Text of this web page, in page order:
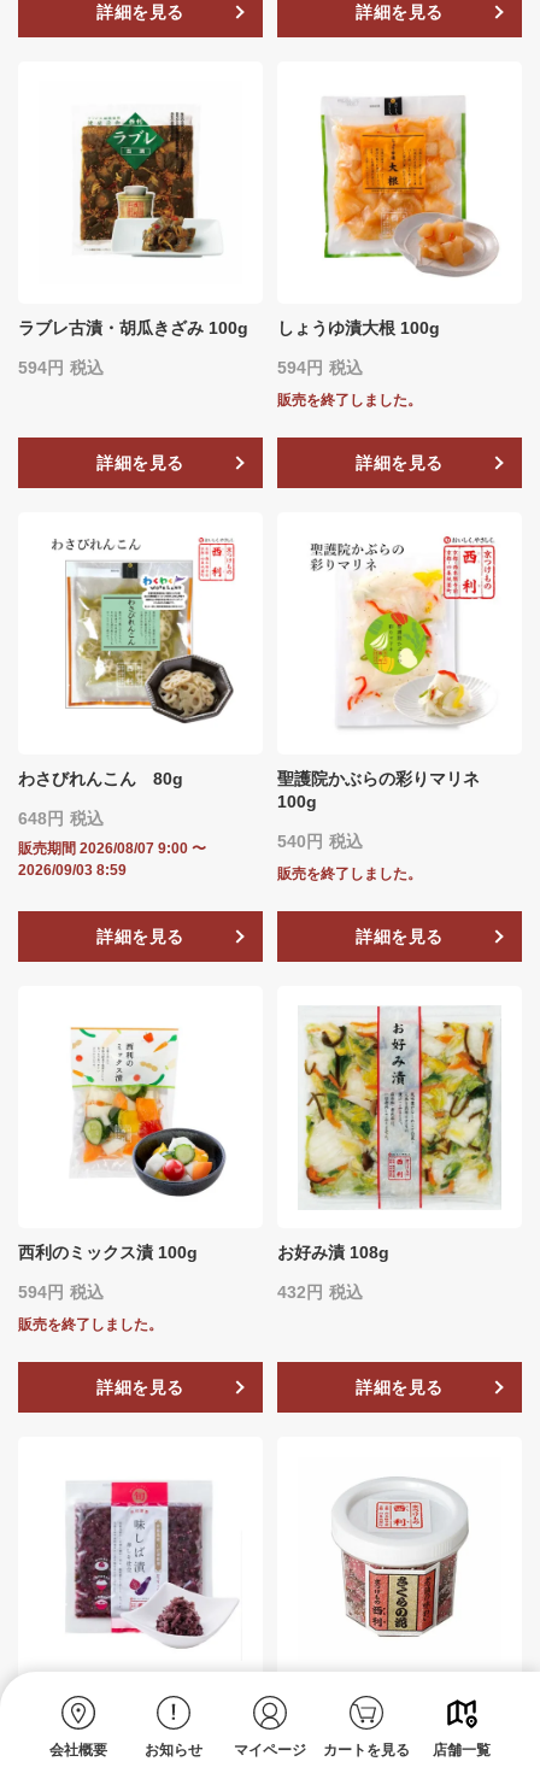
会社概要 お知らせ マイページ カートを見る 店舗一覧
詳細を見る 詳細を見る
ラブレ古漬・胡瓜きざみ 100g
594 税込
詳細を見る
しょうゆ漬大根 100g
594 税込
販売を終了しました。
詳細を見る
わさびれんこん 80g
648 税込
販売期間 2026/08/07 9:00 〜
2026/09/03 8:59
詳細を見る
聖護院かぶらの彩りマリネ
100g
540 税込
販売を終了しました。
詳細を見る
西利のミックス漬 100g
594 税込
販売を終了しました。
詳細を見る
お好み漬 108g
432 税込
詳細を見る
味しば漬 赤しそ仕立 75g
税込
さくらの花漬 50g
756 税込